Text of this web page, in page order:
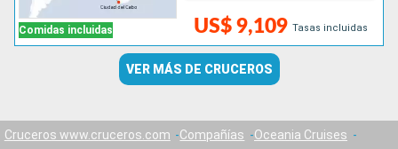
Comidas incluidas US$ 9,109 Tasas incluidas
VER MÁS DE CRUCEROS
Cruceros www.cruceros.com Compañías
Oceania Cruises